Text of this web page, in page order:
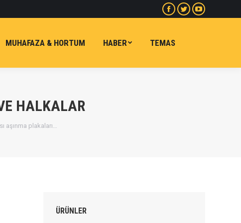
Facebook
yeni
açılır
heyecan
açılır
Youtube
açılır
MUHAFAZA & HORTUM HABER TEMAS
HALKALAR
aşınma plakaları…
ÜRÜNLER